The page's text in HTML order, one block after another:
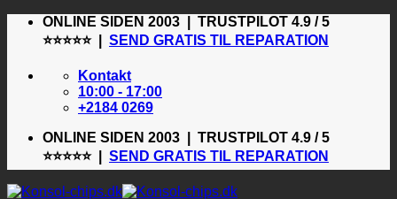
FortsætONLINE SIDEN 2003 | TRUSTPILOT 4.9 / 5
⭐⭐⭐⭐⭐ | SEND GRATIS TIL REPARATION
Kontakt
10:00 - 17:00
+2184 0269
ONLINE SIDEN 2003 | TRUSTPILOT 4.9 / 5
⭐⭐⭐⭐⭐ | SEND GRATIS TIL REPARATION